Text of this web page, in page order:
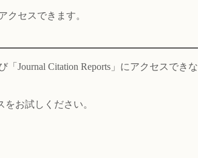
クセスできます。
Journal Citation Reports」にアクセスできな
お試しください。